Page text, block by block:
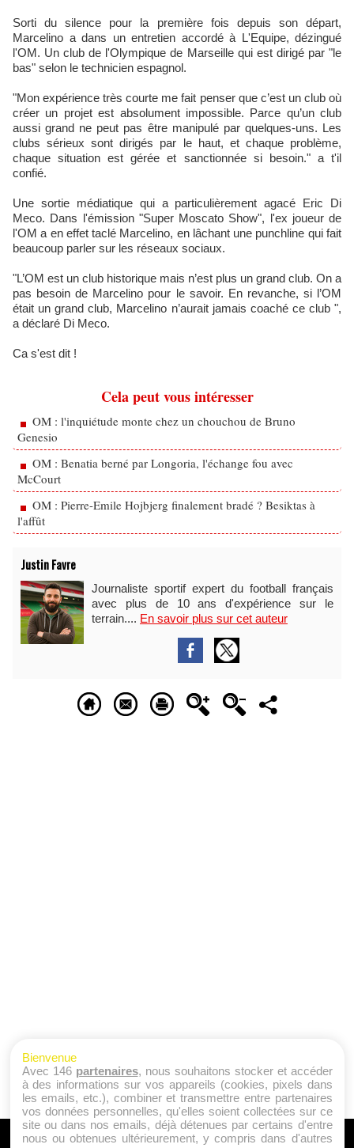
Sorti du silence pour la première fois depuis son départ,
Marcelino a dans un entretien accordé à L'Equipe, dézingué
l'OM. Un club de l'Olympique de Marseille qui est dirigé par "le
bas" selon le technicien espagnol.
"Mon expérience très courte me fait penser que c’est un club où
créer un projet est absolument impossible. Parce qu’un club
aussi grand ne peut pas être manipulé par quelques-uns. Les
clubs sérieux sont dirigés par le haut, et chaque problème,
chaque situation est gérée et sanctionnée si besoin." a t'il
confié.
Une sortie médiatique qui a particulièrement agacé Eric Di
Meco. Dans l'émission "Super Moscato Show", l'ex joueur de
l'OM a en effet taclé Marcelino, en lâchant une punchline qui fait
beaucoup parler sur les réseaux sociaux.
"L’OM est un club historique mais n’est plus un grand club. On a
pas besoin de Marcelino pour le savoir. En revanche, si l’OM
était un grand club, Marcelino n’aurait jamais coaché ce club ",
a déclaré Di Meco.
Ca s'est dit !
Cela peut vous intéresser
OM : l'inquiétude monte chez un chouchou de Bruno
Genesio
OM : Benatia berné par Longoria, l'échange fou avec
McCourt
OM : Pierre-Emile Hojbjerg finalement bradé ? Besiktas à
l'affût
Justin Favre
Journaliste sportif expert du football français
avec plus de 10 ans d'expérience sur le
terrain.... En savoir plus sur cet auteur
Bienvenue
Avec 146 partenaires, nous souhaitons stocker et accéder
à des informations sur vos appareils (cookies, pixels dans
les emails, etc.), combiner et transmettre entre partenaires
vos données personnelles, qu'elles soient collectées sur ce
site ou dans nos emails, déjà détenues par certains d'entre
nous ou obtenues ultérieurement, y compris dans d'autres